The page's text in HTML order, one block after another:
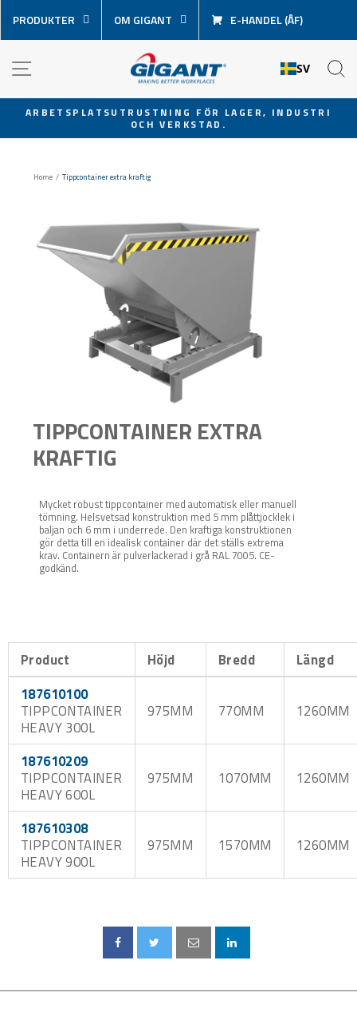
över
innehåll
PRODUKTER OM GIGANT E-HANDEL (ÅF)
SV
Pausa
ARBETSPLATSUTRUSTNING FÖR LAGER, INDUSTRI
OCH VERKSTAD.
Home / Tippcontainer extra kraftig
TIPPCONTAINER EXTRA
KRAFTIG
Mycket robust tippcontainer med automatisk eller manuell
tömning. Helsvetsad konstruktion med 5 mm plåttjocklek i
baljan och 6 mm i underrede. Den kraftiga konstruktionen
gör detta till en idealisk container där det ställs extrema
krav. Containern är pulverlackerad i grå RAL 7005. CE-
godkänd.
Product Höjd Bredd
Längd
187610100
TIPPCONTAINER
HEAVY 300L
975MM 770MM 1260MM
187610209
TIPPCONTAINER
HEAVY 600L
975MM 1070MM 1260MM
187610308
TIPPCONTAINER
HEAVY 900L
975MM 1570MM 1260MM